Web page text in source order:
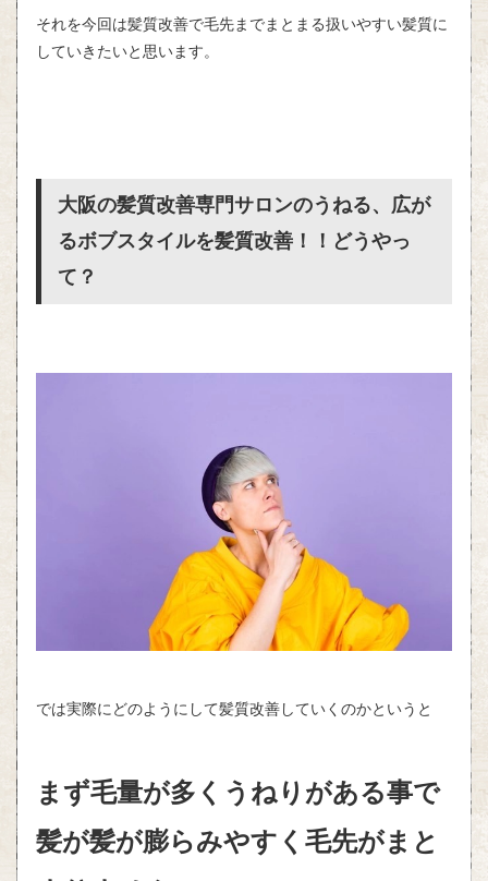
それを今回は髪質改善で毛先までまとまる扱いやすい髪質に
していきたいと思います。
大阪の髪質改善専門サロンのうねる、広が
るボブスタイルを髪質改善！！どうやっ
て？
では実際にどのようにして髪質改善していくのかというと
まず毛量が多くうねりがある事で
髪が髪が膨らみやすく毛先がまと